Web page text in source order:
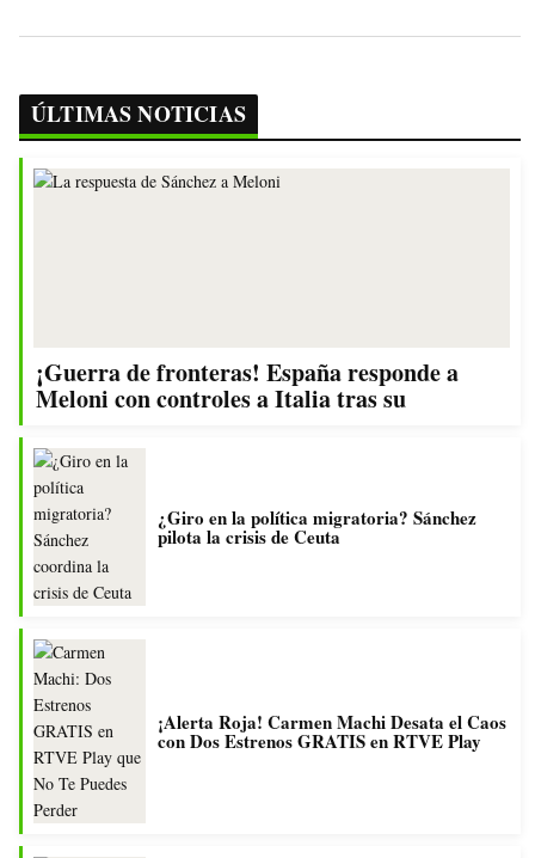
ÚLTIMAS NOTICIAS
¡Guerra de fronteras! España responde a
Meloni con controles a Italia tras su
¿Giro en la política migratoria? Sánchez
pilota la crisis de Ceuta
¡Alerta Roja! Carmen Machi Desata el Caos
con Dos Estrenos GRATIS en RTVE Play